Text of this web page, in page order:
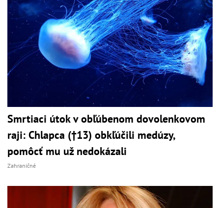
Smrtiaci útok v obľúbenom dovolenkovom
raji: Chlapca (†13) obkľúčili medúzy,
pomôcť mu už nedokázali
Zahraničné